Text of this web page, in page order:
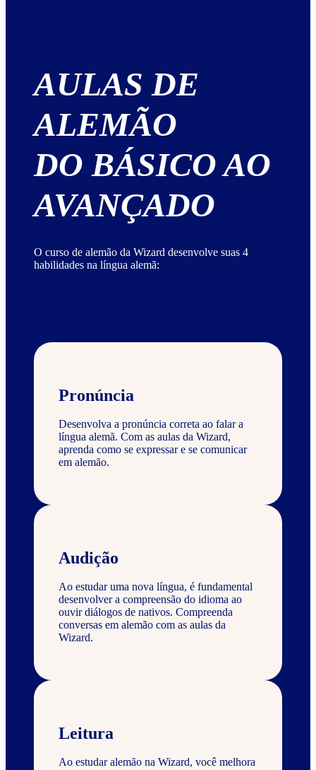
AULAS DE
ALEMÃO
DO BÁSICO AO
AVANÇADO
O curso de alemão da Wizard desenvolve suas 4
habilidades na língua alemã:
Pronúncia
Desenvolva a pronúncia correta ao falar a
língua alemã. Com as aulas da Wizard,
aprenda como se expressar e se comunicar
em alemão.
Audição
Ao estudar uma nova língua, é fundamental
desenvolver a compreensão do idioma ao
ouvir diálogos de nativos. Compreenda
conversas em alemão com as aulas da
Wizard.
Leitura
Ao estudar alemão na Wizard, você melhora